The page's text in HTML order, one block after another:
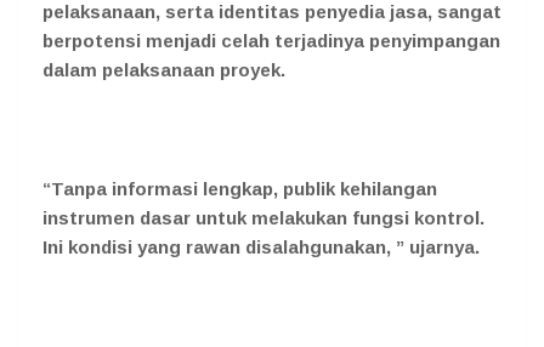
pelaksanaan, serta identitas penyedia jasa, sangat
berpotensi menjadi celah terjadinya penyimpangan
dalam pelaksanaan proyek.
“Tanpa informasi lengkap, publik kehilangan
instrumen dasar untuk melakukan fungsi kontrol.
Ini kondisi yang rawan disalahgunakan, ” ujarnya.